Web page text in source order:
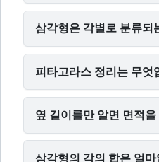
삼각형은 각별로 분류되
피타고라스 정리는 무엇
옆 길이를만 알면 면적
삼각형의 각의 합은 얼마